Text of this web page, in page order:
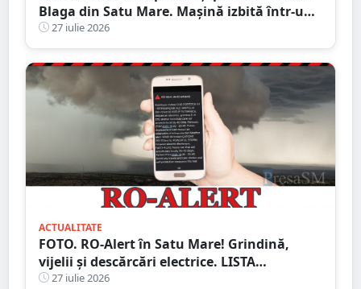
Blaga din Satu Mare. Mașină izbită într-un
stâlp
27 iulie 2026
ACTUALITATE
FOTO. RO-Alert în Satu Mare! Grindină,
vijelii și descărcări electrice. LISTA
localităților vizate
27 iulie 2026